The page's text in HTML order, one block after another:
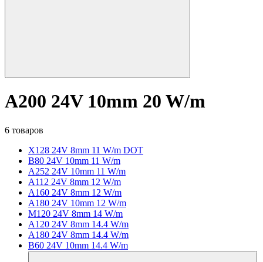
A200 24V 10mm 20 W/m
6 товаров
X128 24V 8mm 11 W/m DOT
B80 24V 10mm 11 W/m
A252 24V 10mm 11 W/m
A112 24V 8mm 12 W/m
A160 24V 8mm 12 W/m
A180 24V 10mm 12 W/m
M120 24V 8mm 14 W/m
A120 24V 8mm 14.4 W/m
A180 24V 8mm 14.4 W/m
B60 24V 10mm 14.4 W/m